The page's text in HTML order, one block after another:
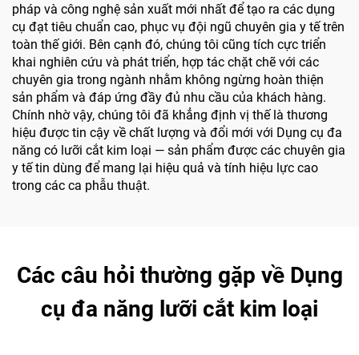
pháp và công nghệ sản xuất mới nhất để tạo ra các dụng
cụ đạt tiêu chuẩn cao, phục vụ đội ngũ chuyên gia y tế trên
toàn thế giới. Bên cạnh đó, chúng tôi cũng tích cực triển
khai nghiên cứu và phát triển, hợp tác chặt chẽ với các
chuyên gia trong ngành nhằm không ngừng hoàn thiện
sản phẩm và đáp ứng đầy đủ nhu cầu của khách hàng.
Chính nhờ vậy, chúng tôi đã khẳng định vị thế là thương
hiệu được tin cậy về chất lượng và đổi mới với Dụng cụ đa
năng có lưỡi cắt kim loại — sản phẩm được các chuyên gia
y tế tin dùng để mang lại hiệu quả và tính hiệu lực cao
trong các ca phẫu thuật.
Các câu hỏi thường gặp về Dụng
cụ đa năng lưỡi cắt kim loại